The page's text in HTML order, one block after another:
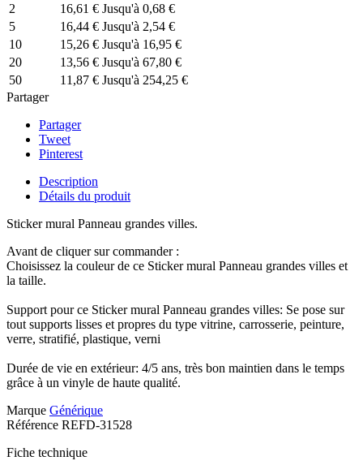
2
16,61 € Jusqu'à 0,68 €
5
16,44 € Jusqu'à 2,54 €
10
15,26 € Jusqu'à 16,95 €
20
13,56 € Jusqu'à 67,80 €
50
11,87 € Jusqu'à 254,25 €
Partager
Partager
Tweet
Pinterest
Description
Détails du produit
Sticker mural Panneau grandes villes.
Avant de cliquer sur commander :
Choisissez la couleur de ce Sticker mural Panneau grandes villes et
la taille.
Support pour ce Sticker mural Panneau grandes villes: Se pose sur
tout supports lisses et propres du type vitrine, carrosserie, peinture,
verre, stratifié, plastique, verni
Durée de vie en extérieur: 4/5 ans, très bon maintien dans le temps
grâce à un vinyle de haute qualité.
Marque Générique
Référence REFD-31528
Fiche technique